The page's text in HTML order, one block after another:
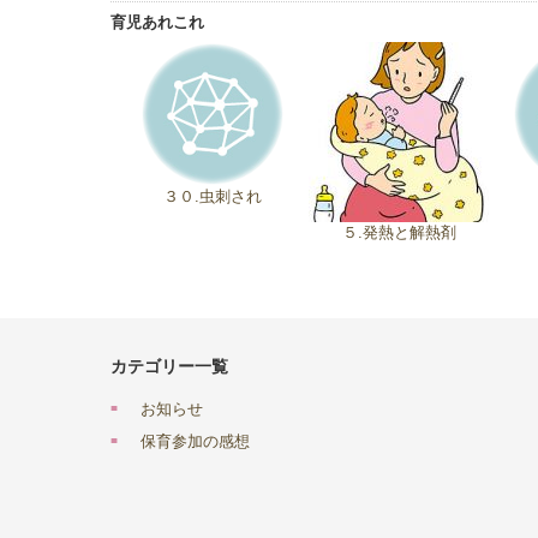
育児あれこれ
３０.虫刺され
５.発熱と解熱剤
カテゴリー一覧
お知らせ
保育参加の感想